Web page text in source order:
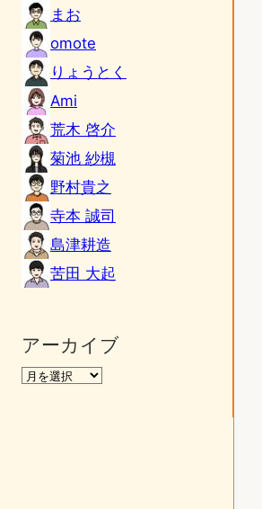
まお
omote
りょうとく
Ami
荒木 啓介
菊池 紗槻
野村貴之
寺本 誠司
島津耕造
苦田 大起
アーカイブ